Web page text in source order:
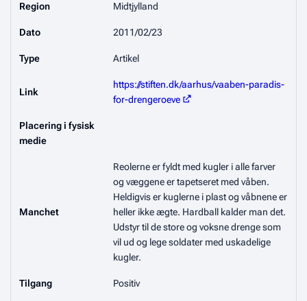
Region Midtjylland
Dato 2011/02/23
Type Artikel
Link
https://stiften.dk/aarhus/vaaben-paradis-
for-drengeroeve
Placering i fysisk
medie
Manchet
Reolerne er fyldt med kugler i alle farver
og væggene er tapetseret med våben.
Heldigvis er kuglerne i plast og våbnene er
heller ikke ægte. Hardball kalder man det.
Udstyr til de store og voksne drenge som
vil ud og lege soldater med uskadelige
kugler.
Tilgang Positiv